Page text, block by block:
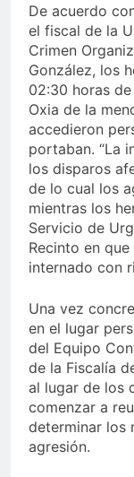
De acuerdo
el fiscal de la
Crimen
González, los
02:30 horas
Oxia de la
accedieron
portaban. “La
los disparos
de lo cual los
mientras los
Servicio de
Recinto en
internado con
Una vez
en el lugar
del Equipo
de la Fiscalía
al lugar de los
comenzar a
determinar los
agresión.